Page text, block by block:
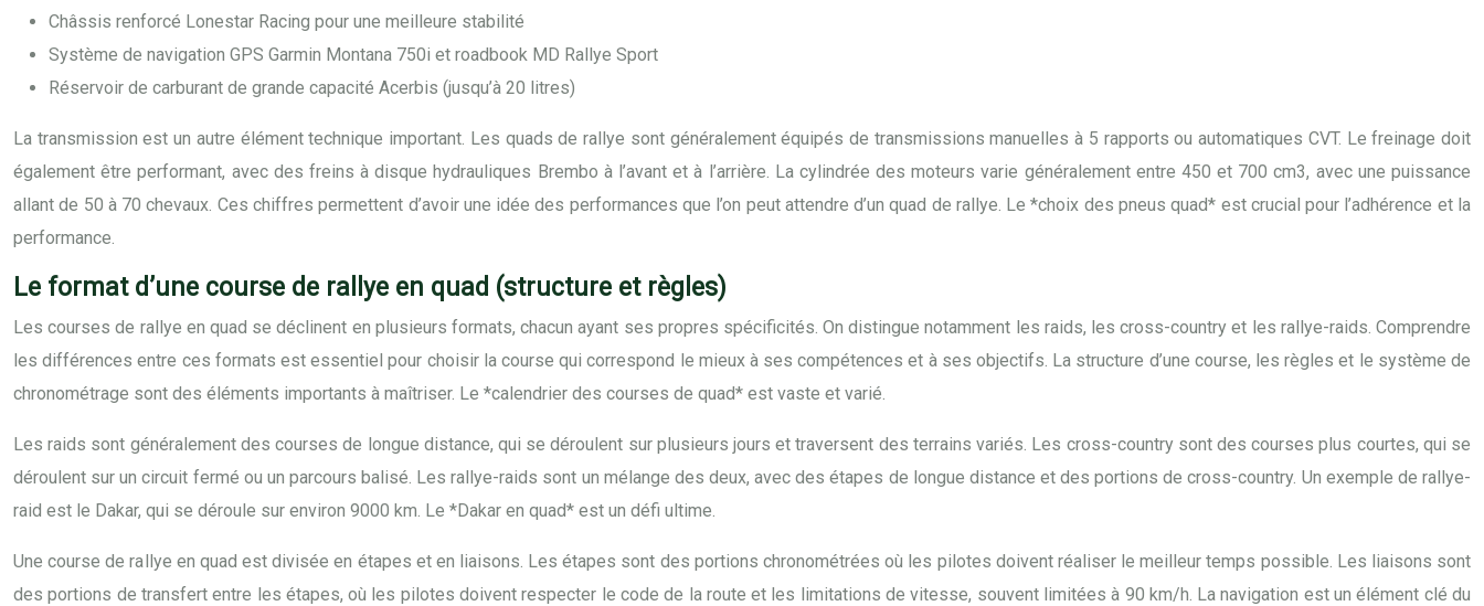
Châssis renforcé Lonestar Racing pour une meilleure stabilité
Système de navigation GPS Garmin Montana 750i et roadbook MD Rallye Sport
Réservoir de carburant de grande capacité Acerbis (jusqu’à 20 litres)
La transmission est un autre élément technique important. Les quads de rallye sont généralement équipés de transmissions manuelles à 5 rapports ou automatiques CVT. Le freinage doit
également être performant, avec des freins à disque hydrauliques Brembo à l’avant et à l’arrière. La cylindrée des moteurs varie généralement entre 450 et 700 cm3, avec une puissance
allant de 50 à 70 chevaux. Ces chiffres permettent d’avoir une idée des performances que l’on peut attendre d’un quad de rallye. Le *choix des pneus quad* est crucial pour l’adhérence et la
performance.
Le format d’une course de rallye en quad (structure et règles)
Les courses de rallye en quad se déclinent en plusieurs formats, chacun ayant ses propres spécificités. On distingue notamment les raids, les cross-country et les rallye-raids. Comprendre
les différences entre ces formats est essentiel pour choisir la course qui correspond le mieux à ses compétences et à ses objectifs. La structure d’une course, les règles et le système de
chronométrage sont des éléments importants à maîtriser. Le *calendrier des courses de quad* est vaste et varié.
Les raids sont généralement des courses de longue distance, qui se déroulent sur plusieurs jours et traversent des terrains variés. Les cross-country sont des courses plus courtes, qui se
déroulent sur un circuit fermé ou un parcours balisé. Les rallye-raids sont un mélange des deux, avec des étapes de longue distance et des portions de cross-country. Un exemple de rallye-
raid est le Dakar, qui se déroule sur environ 9000 km. Le *Dakar en quad* est un défi ultime.
Une course de rallye en quad est divisée en étapes et en liaisons. Les étapes sont des portions chronométrées où les pilotes doivent réaliser le meilleur temps possible. Les liaisons sont
des portions de transfert entre les étapes, où les pilotes doivent respecter le code de la route et les limitations de vitesse, souvent limitées à 90 km/h. La navigation est un élément clé du